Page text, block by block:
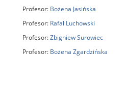
Profesor: Bożena Jasińska
Profesor: Rafał Luchowski
Profesor:Zbigniew Surowiec
Profesor: Bożena Zgardzińska